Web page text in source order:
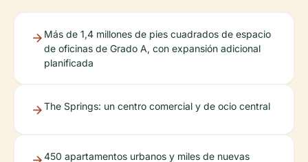
Más de 1,4 millones de pies cuadrados de espacio
de oficinas de Grado A, con expansión adicional
planificada
The Springs: un centro comercial y de ocio central
450 apartamentos urbanos y miles de nuevas